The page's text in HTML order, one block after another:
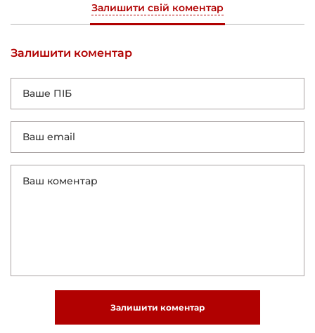
Залишити свій коментар
Залишити коментар
Залишити коментар